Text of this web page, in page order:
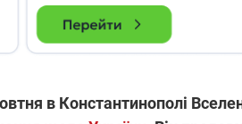
в Константинополі